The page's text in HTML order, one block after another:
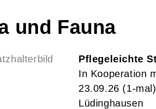
und Fauna
Pflegeleichte
In Kooperation
23.09.26 (1-mal)
Lüdinghausen